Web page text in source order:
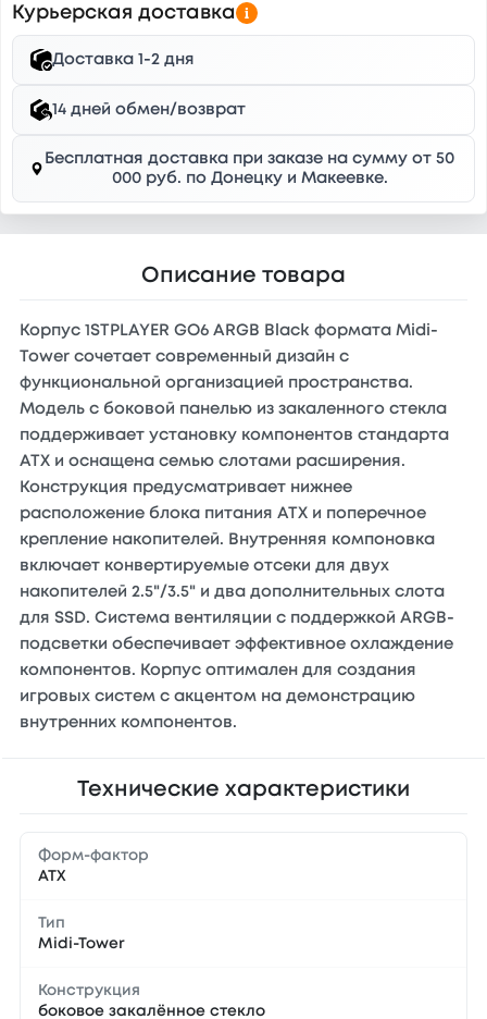
Курьерская доставка
Доставка 1-2 дня
14 дней обмен/возврат
Бесплатная доставка при заказе на сумму от 50
000 руб. по Донецку и Макеевке.
Описание товара
Корпус 1STPLAYER GO6 ARGB Black формата Midi-
Tower сочетает современный дизайн с
функциональной организацией пространства.
Модель с боковой панелью из закаленного стекла
поддерживает установку компонентов стандарта
ATX и оснащена семью слотами расширения.
Конструкция предусматривает нижнее
расположение блока питания ATX и поперечное
крепление накопителей. Внутренняя компоновка
включает конвертируемые отсеки для двух
накопителей 2.5"/3.5" и два дополнительных слота
для SSD. Система вентиляции с поддержкой ARGB-
подсветки обеспечивает эффективное охлаждение
компонентов. Корпус оптимален для создания
игровых систем с акцентом на демонстрацию
внутренних компонентов.
Технические характеристики
Форм-фактор
ATX
Тип
Midi-Tower
Конструкция
боковое закалённое стекло